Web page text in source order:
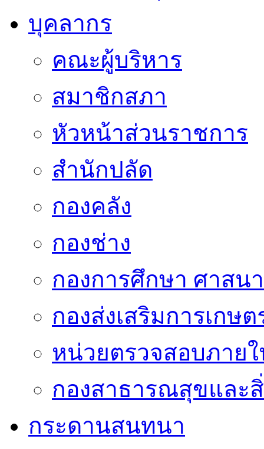
บุคลากร
คณะผู้บริหาร
สมาชิกสภา
หัวหน้าส่วนราชการ
สำนักปลัด
กองคลัง
กองช่าง
กองการศึกษา ศาสน
กองส่งเสริมการเกษต
หน่วยตรวจสอบภาย
กองสาธารณสุขและ
กระดานสนทนา